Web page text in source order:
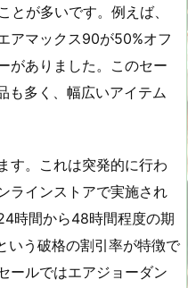
とが多いです。例えば、
アマックス90が50%オフ
がありました。このセー
も多く、幅広いアイテム
す。これは突発的に行わ
ラインストアで実施され
時間から48時間程度の期
いう破格の割引率が特徴で
ールではエアジョーダン